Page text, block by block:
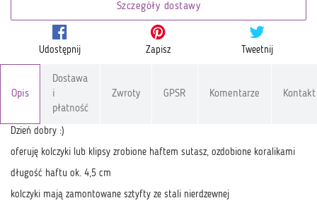
Szczegóły dostawy
Udostępnij Zapisz Tweetnij
Opis
Dostawa
i
płatność
Zwroty GPSR Komentarze Kontakt
Dzień dobry :)
oferuję kolczyki lub klipsy zrobione haftem sutasz, ozdobione koralikami
długość haftu ok. 4,5 cm
kolczyki mają zamontowane sztyfty ze stali nierdzewnej